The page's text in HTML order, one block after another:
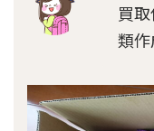
買
類